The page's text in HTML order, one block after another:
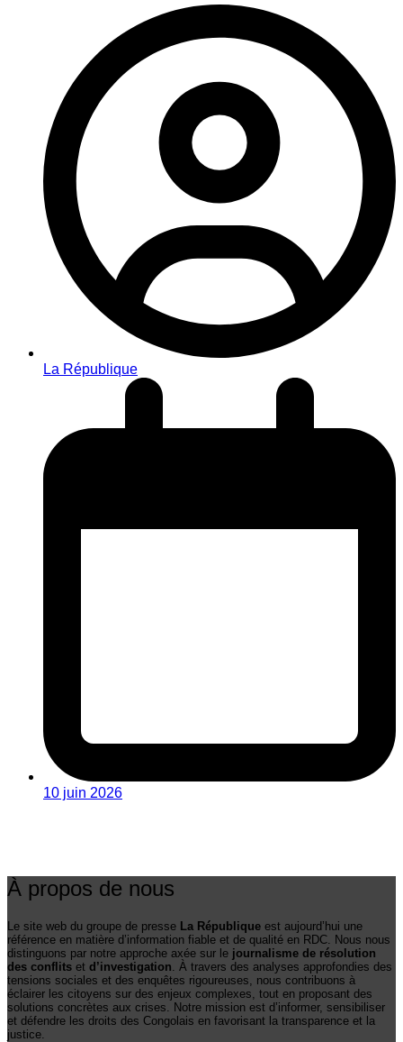
La République
10 juin 2026
À propos de nous
Le site web du groupe de presse La République est aujourd’hui une
référence en matière d’information fiable et de qualité en RDC. Nous nous
distinguons par notre approche axée sur le journalisme de résolution
des conflits et d’investigation . À travers des analyses approfondies des
tensions sociales et des enquêtes rigoureuses, nous contribuons à
éclairer les citoyens sur des enjeux complexes, tout en proposant des
solutions concrètes aux crises. Notre mission est d’informer, sensibiliser
et défendre les droits des Congolais en favorisant la transparence et la
justice.